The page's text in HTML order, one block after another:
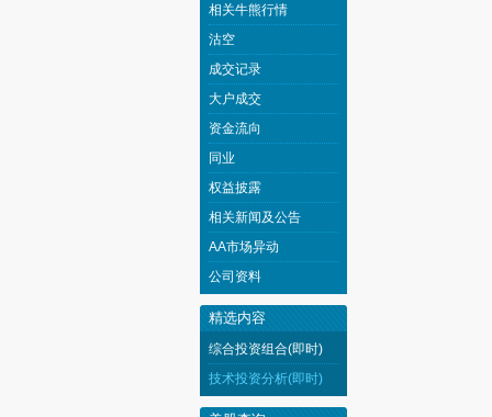
相关牛熊行情
沽空
成交记录
大户成交
资金流向
同业
权益披露
相关新闻及公告
AA市场异动
公司资料
精选内容
综合投资组合(即时)
技术投资分析(即时)